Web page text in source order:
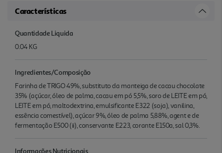
Características
Quantidade Liquida
0.04 KG
Ingredientes/Composição
Farinha de TRIGO 49%, substituto da manteiga de cacau chocolate
35% (açúcar, óleo de palma, cacau em pó 5,5%, soro de LEITE em pó,
LEITE em pó, maltodextrina, emulsificante E322 (soja), vanilina,
essência comestível), açúcar 9%, óleo de palma 5,88%, agent e de
fermentação E500 (ii), conservante E223, corante E150a, sal 0,3%.
Informações Nutricionais